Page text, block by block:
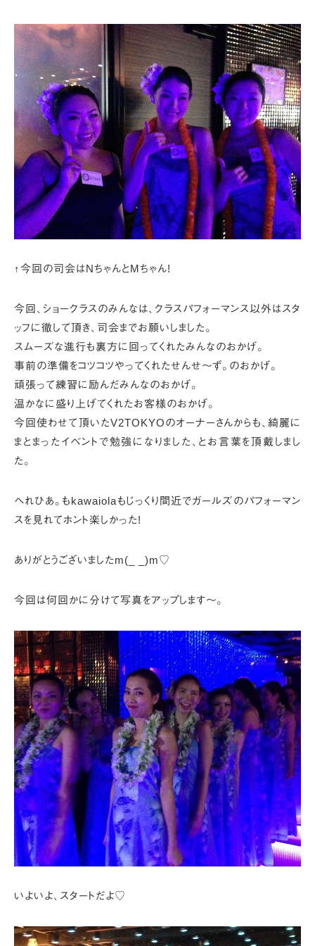
↑今回の司会はNちゃんとMちゃん!
今回、ショークラスのみんなは、 クラスパフォーマンス以外はスタ
ッフに徹して頂き、 司会までお願いしました。
スムーズな進行も裏方に回ってくれたみんなのおかげ。
事前の準備をコツコツやってくれたせんせ～ず。のおかげ。
頑張って練習に励んだみんなのおかげ。
温かなに盛り上げてくれたお客様のおかげ。
今回使わせて頂いたV2TOKYOのオーナーさんからも、 綺麗に
まとまったイベントで勉強になりました、 とお言葉を頂戴しまし
た。
へれひあ。もkawaiolaもじっくり間近でガールズのパフォーマン
スを見れてホント楽しかった!
ありがとうございましたm(_ _)m♡
今回は何回かに分けて写真をアップします～。
いよいよ、スタートだよ♡